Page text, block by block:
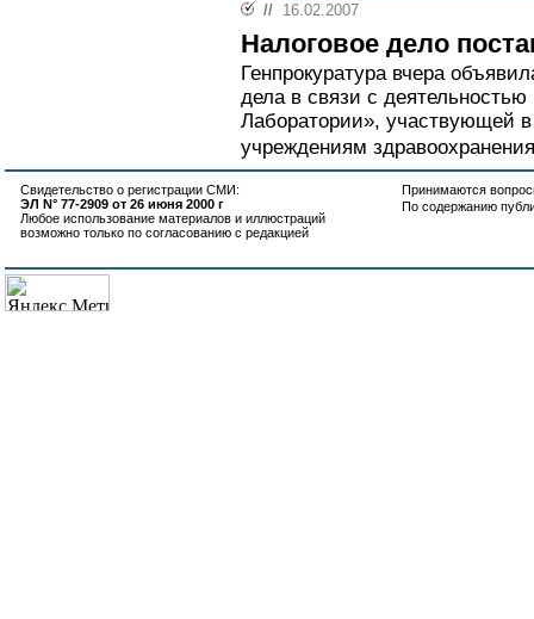
// 16.02.2007
Налоговое дело
Генпрокуратура вчера
дела в связи с
Лаборатории», участвующей
учреждениям
Свидетельство о регистрации СМИ:
ЭЛ N° 77-2909 от 26 июня 2000 г
Любое использование материалов и иллюстраций
возможно только по согласованию с редакцией
Принимаются
По содержанию